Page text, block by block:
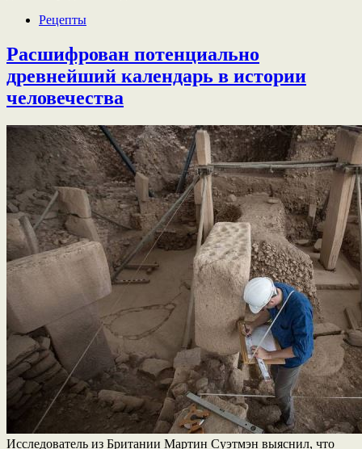
Рецепты
Расшифрован потенциально
древнейший календарь в истории
человечества
Исследователь из Британии Мартин Суэтмэн выяснил, что